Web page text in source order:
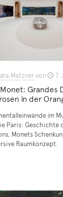
Matznervon 7.
Grandes
in der
im
Paris: Geschichte
Monets
Raumkonzept.